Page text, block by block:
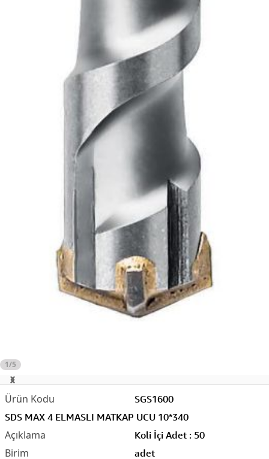
1/5
SGS1600
SDS MAX 4 ELMASLI MATKAP UCU 10*340
Koli İçi Adet : 50
adet